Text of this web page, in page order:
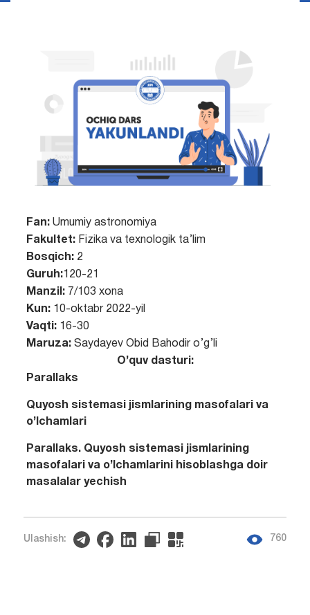
Fan: Umumiy astronomiya
Fakultet:Fizika va texnologik ta’lim
Bosqich:2
Guruh:120-21
Manzil:7/103 xona
Kun: 10-oktabr 2022-yil
Vaqti:16-30
Maruza:Saydayev Obid Bahodir o’g’li
O’quv dasturi:
Parallaks
Quyosh sistemasi jismlarining masofalari va
o’lchamlari
Parallaks. Quyosh sistemasi jismlarining
masofalari va o’lchamlarini hisoblashga doir
masalalar yechish
Ulashish: 760